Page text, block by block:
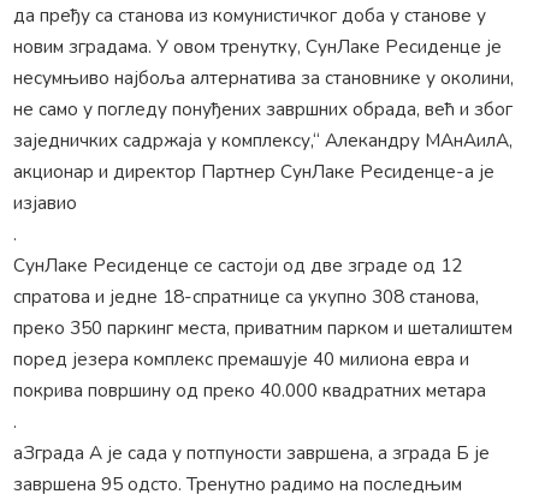
да пређу са станова из комунистичког доба у станове у
новим зградама. У овом тренутку, СунЛаке Ресиденце је
несумњиво најбоља алтернатива за становнике у околини,
не само у погледу понуђених завршних обрада, већ и због
заједничких садржаја у комплексу,“ Алекандру МАнАилА,
акционар и директор Партнер СунЛаке Ресиденце-а је
изјавио
.
СунЛаке Ресиденце се састоји од две зграде од 12
спратова и једне 18-спратнице са укупно 308 станова,
преко 350 паркинг места, приватним парком и шеталиштем
поред језера комплекс премашује 40 милиона евра и
покрива површину од преко 40.000 квадратних метара
.
аЗграда А је сада у потпуности завршена, а зграда Б је
завршена 95 одсто. Тренутно радимо на последњим